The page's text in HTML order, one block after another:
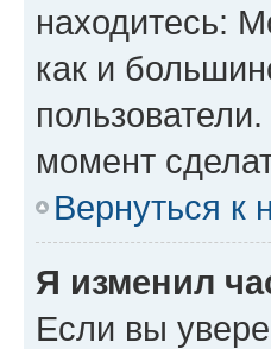
находитесь:
как и
момент
Вернуться к
Я изменил
Если вы